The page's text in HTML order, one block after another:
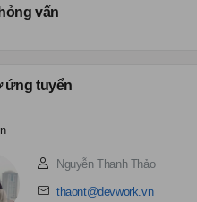
vấn
ứng tuyển
Nguyễn Thanh Thảo
thaont@devwork.vn